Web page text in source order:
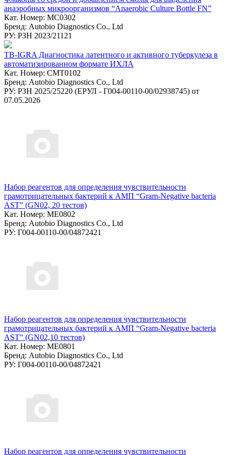
анаэробных микроорганизмов “Anaerobic Culture Bottle FN”
Кат. Номер: MC0302
Бренд: Autobio Diagnostics Co., Ltd
РУ: РЗН 2023/21121
TB-IGRA Диагностика латентного и активного туберкулеза в
автоматизированном формате ИХЛА
Кат. Номер: CMT0102
Бренд: Autobio Diagnostics Co., Ltd
РУ: РЗН 2025/25220 (ЕРУЛ - Г004-00110-00/02938745) от
07.05.2026
Набор реагентов для определения чувствительности
грамотрицательных бактерий к АМП “Gram-Negative bacteria
AST” (GN02, 20 тестов)
Кат. Номер: ME0802
Бренд: Autobio Diagnostics Co., Ltd
РУ: Г004-00110-00/04872421
Набор реагентов для определения чувствительности
грамотрицательных бактерий к АМП “Gram-Negative bacteria
AST” (GN02,10 тестов)
Кат. Номер: ME0801
Бренд: Autobio Diagnostics Co., Ltd
РУ: Г004-00110-00/04872421
Набор реагентов для определения чувствительности